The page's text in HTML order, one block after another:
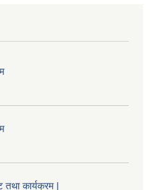
कार्यक्रम |